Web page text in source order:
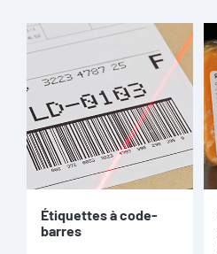
Étiquettes à code-
barres